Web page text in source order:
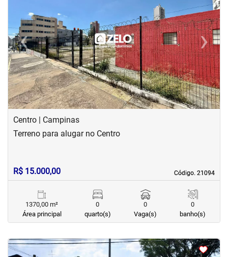
‹Previous ›Next
Centro | Campinas
Código. 21094
Código. 21094
Terreno para alugar no Centro
R$ 15.000,00
1370,00 m²
Área principal
0
quarto(s)
0
Vaga(s)
0
banho(s)
<<<